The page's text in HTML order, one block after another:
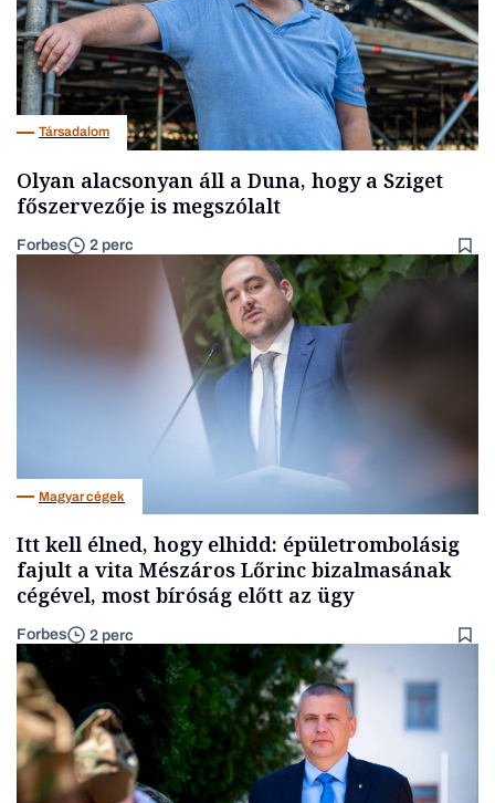
Társadalom
Olyan alacsonyan áll a Duna, hogy a Sziget
főszervezője is megszólalt
Forbes 2 perc
Magyar cégek
Itt kell élned, hogy elhidd: épületrombolásig
fajult a vita Mészáros Lőrinc bizalmasának
cégével, most bíróság előtt az ügy
Forbes 2 perc